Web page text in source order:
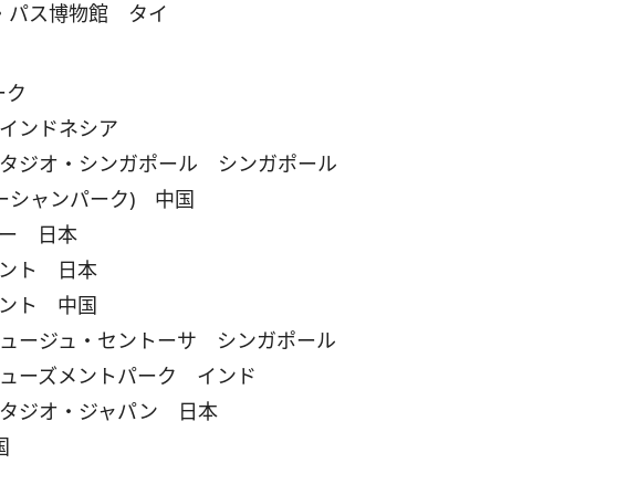
パス博物館 タイ
ク
ンドネシア
ジオ・シンガポール シンガポール
シャンパーク) 中国
日本
ト 日本
ト 中国
ージュ・セントーサ シンガポール
ーズメントパーク インド
ジオ・ジャパン 日本